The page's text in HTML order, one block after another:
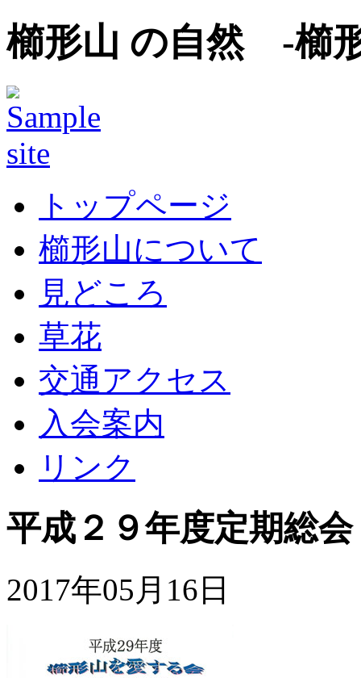
櫛形山 の自然 -櫛
トップページ
櫛形山について
見どころ
草花
交通アクセス
入会案内
リンク
平成２９年度定期総会
2017年05月16日